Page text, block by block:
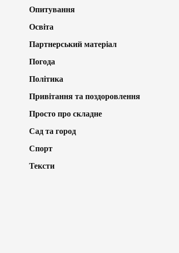
Опитування
Освіта
Партнерський матеріал
Погода
Політика
Привітання та поздоровлення
Просто про складне
Сад та город
Спорт
Тексти